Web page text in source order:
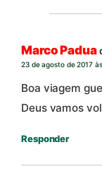
Marco Padua
23 de agosto de 2017
Boa viagem
Deus vamos
Responder